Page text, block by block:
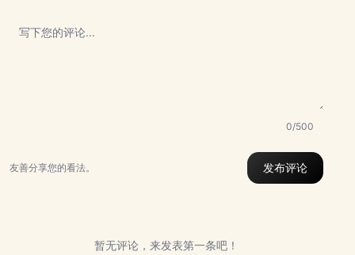
0/500
友善分享您的看法。 发布评论
暂无评论，来发表第一条吧！